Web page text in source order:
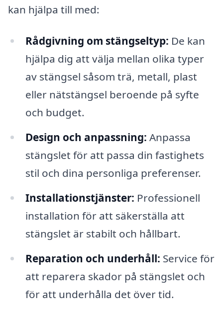
kan hjälpa till med:
Rådgivning om stängseltyp: De kan
hjälpa dig att välja mellan olika typer
av stängsel såsom trä, metall, plast
eller nätstängsel beroende på syfte
och budget.
Design och anpassning: Anpassa
stängslet för att passa din fastighets
stil och dina personliga preferenser.
Installationstjänster: Professionell
installation för att säkerställa att
stängslet är stabilt och hållbart.
Reparation och underhåll: Service för
att reparera skador på stängslet och
för att underhålla det över tid.